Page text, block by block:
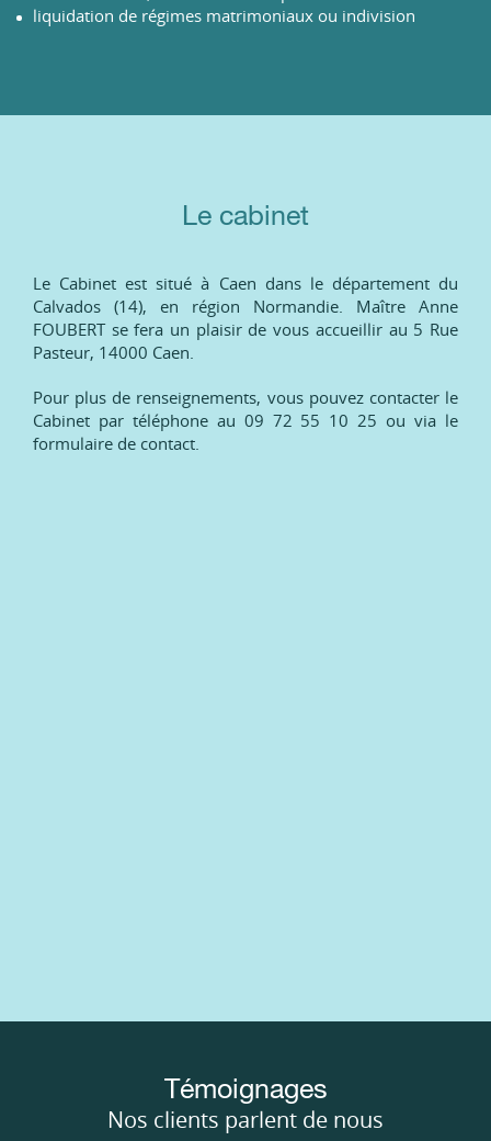
liquidation de régimes matrimoniaux ou indivision
Le cabinet
Le Cabinet est situé à Caen dans le département du
Calvados (14), en région Normandie. Maître Anne
FOUBERT se fera un plaisir de vous accueillir au 5 Rue
Pasteur, 14000 Caen.
Pour plus de renseignements, vous pouvez contacter le
Cabinet par téléphone au 09 72 55 10 25 ou via le
formulaire de contact.
Témoignages
Nos clients parlent de nous